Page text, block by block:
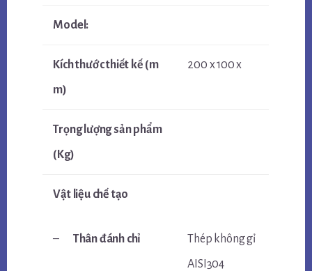
Model:
Kích thước thiết kế (m
m)
200 x 100 x
Trọng lượng sản phẩm
(Kg)
Vật liệu chế tạo
– Thân đánh chỉ
Thép không gỉ
AISI304